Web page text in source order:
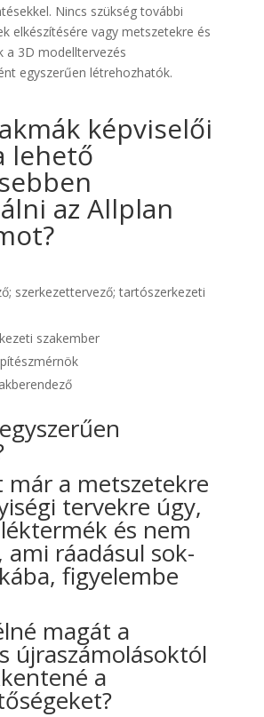
Nincs szükség további
elkészítésére vagy metszetekre és
a 3D modelltervezés
egyszerűen létrehozhatók.
képviselői
lehető
az Allplan
szerkezettervező; tartószerkezeti
szakember
a metszetekre
tervekre úgy,
és nem
ami ráadásul sok-
figyelembe
magát a
újraszámolásoktól
a